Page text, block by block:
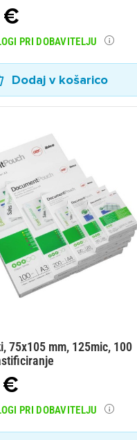
€
PRI DOBAVITELJU
Dodaj v košarico
75x105 mm, 125mic, 100
PRI DOBAVITELJU